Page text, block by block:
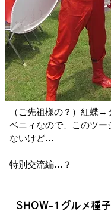
（ご先祖様の？）紅蝶→
ベニィなので、このツー
ないけど…
​特別交流編…？
SHOW-1グルメ種